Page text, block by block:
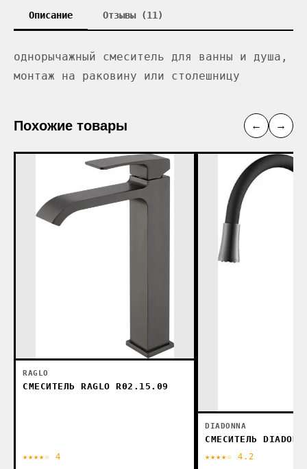
Описание Отзывы (11)
однорычажный смеситель для ванны и душа,
монтаж на раковину или столешницу
Похожие товары ← →
RAGLO
СМЕСИТЕЛЬ RAGLO R02.15.09
★★★★☆ 4
DIADONNA
СМЕСИТЕЛЬ
★★★★☆ 4.2